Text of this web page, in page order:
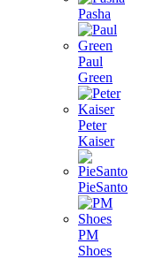
Pasha
Paul
Green
Peter
Kaiser
PieSanto
PM
Shoes